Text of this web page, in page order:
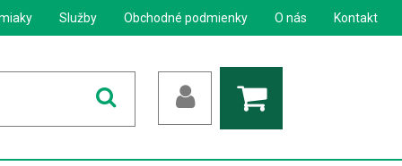
Služby Obchodné podmienky O nás Kontakt